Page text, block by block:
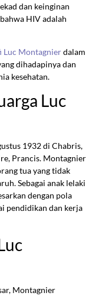
dan keinginan
HIV adalah
Luc Montagnierdalam
dihadapinya dan
kesehatan.
Luc
1932 di Chabris,
Prancis. Montagnier
tua yang tidak
Sebagai anak lelaki
dengan pola
pendidikan dan kerja
Montagnier